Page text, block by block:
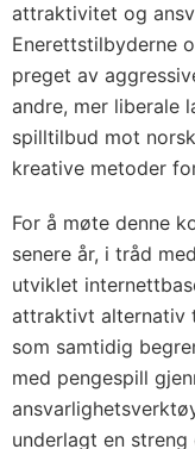
attraktivitet og
Enerettstilbyderne
preget av
andre, mer liberale
spilltilbud mot
kreative metoder
For å møte denne
senere år, i tråd
utviklet
attraktivt alternativ
som samtidig
med pengespill
underlagt en